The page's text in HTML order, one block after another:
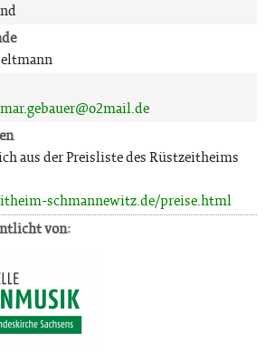
aus der Preisliste des Rüstzeitheims
schmannewitz.de/preise.html
von: